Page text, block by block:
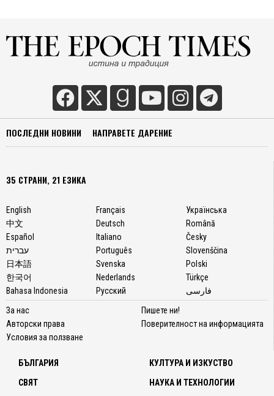
ПОСЛЕДНИ НОВИНИ НАПРАВЕТЕ ДАРЕНИЕ
35 СТРАНИ, 21 ЕЗИКА
English
中文
Español
עברית
日本語
한국어
Bahasa Indonesia
Français
Deutsch
Italiano
Português
Svenska
Nederlands
Русский
Українська
Română
Česky
Slovenščina
Polski
Türkçe
فارسی
За нас
Авторски права
Условия за ползване
Пишете ни!
Поверителност на информацията
БЪЛГАРИЯ
СВЯТ
КУЛТУРА И ИЗКУСТВО
НАУКА И ТЕХНОЛОГИИ